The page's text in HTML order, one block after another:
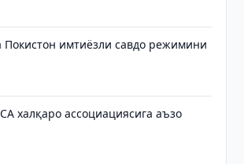
Покистон имтиёзли савдо режимини
халқаро ассоциациясига аъзо